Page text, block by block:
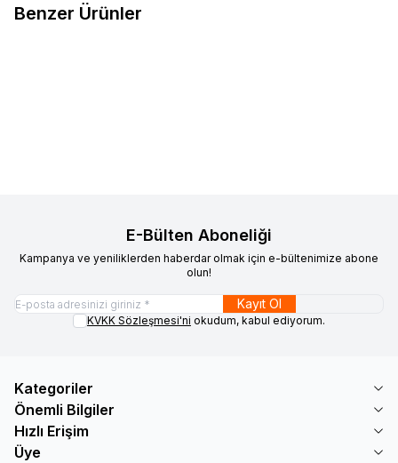
Benzer Ürünler
E-Bülten Aboneliği
Kampanya ve yeniliklerden haberdar olmak için e-bültenimize abone
olun!
Kayıt Ol
KVKK Sözleşmesi'ni okudum, kabul ediyorum.
Kategoriler
Önemli Bilgiler
Hızlı Erişim
Üye